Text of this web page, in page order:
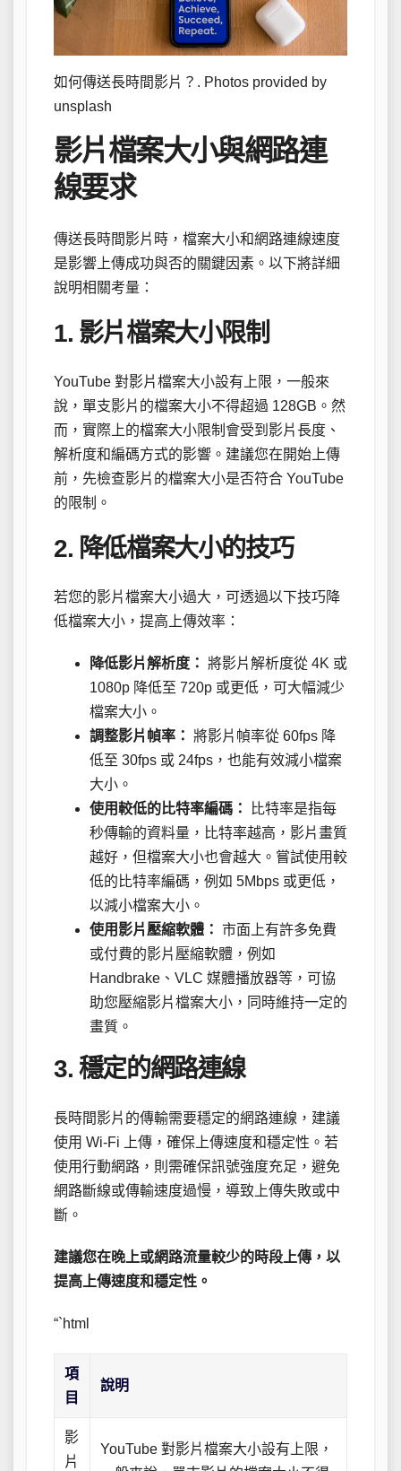
如何傳送長時間影片？. Photos provided by
unsplash
影片檔案大小與網路連
線要求
傳送長時間影片時，檔案大小和網路連線速度
是影響上傳成功與否的關鍵因素。以下將詳細
說明相關考量：
1. 影片檔案大小限制
YouTube 對影片檔案大小設有上限，一般來
說，單支影片的檔案大小不得超過 128GB。然
而，實際上的檔案大小限制會受到影片長度、
解析度和編碼方式的影響。建議您在開始上傳
前，先檢查影片的檔案大小是否符合 YouTube
的限制。
2. 降低檔案大小的技巧
若您的影片檔案大小過大，可透過以下技巧降
低檔案大小，提高上傳效率：
降低影片解析度： 將影片解析度從 4K 或
1080p 降低至 720p 或更低，可大幅減少
檔案大小。
調整影片幀率： 將影片幀率從 60fps 降
低至 30fps 或 24fps，也能有效減小檔案
大小。
使用較低的比特率編碼：
比特率是指每
秒傳輸的資料量，比特率越高，影片畫質
越好，但檔案大小也會越大。嘗試使用較
低的比特率編碼，例如 5Mbps 或更低，
以減小檔案大小。
使用影片壓縮軟體： 市面上有許多免費
或付費的影片壓縮軟體，例如
Handbrake、VLC 媒體播放器等，可協
助您壓縮影片檔案大小，同時維持一定的
畫質。
3. 穩定的網路連線
長時間影片的傳輸需要穩定的網路連線，建議
使用 Wi-Fi 上傳，確保上傳速度和穩定性。若
使用行動網路，則需確保訊號強度充足，避免
網路斷線或傳輸速度過慢，導致上傳失敗或中
斷。
建議您在晚上或網路流量較少的時段上傳，以
提高上傳速度和穩定性。
“`html
項
目
說明
影
片
YouTube 對影片檔案大小設有上限，